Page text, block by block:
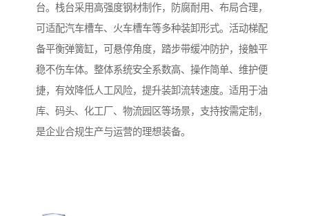
台。栈台采用高强度钢材制作，防腐耐用、布局合理，
可适配汽车槽车、火车槽车等多种装卸形式。活动梯配
备平衡弹簧缸，可悬停角度，踏步带缓冲防护，接触平
稳不伤车体。整体系统安全系数高、操作简单、维护便
捷，有效降低人工风险，提升装卸流转速度。适用于油
库、码头、化工厂、物流园区等场景，支持按需定制，
是企业合规生产与运营的理想装备。